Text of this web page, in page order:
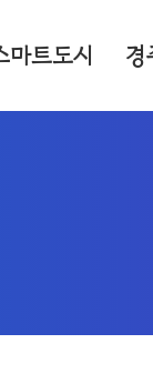
마트도시 경